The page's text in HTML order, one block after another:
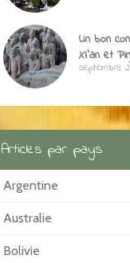
Un bon
Xi’an et
septembre
Articles par pays
Argentine
Australie
Bolivie